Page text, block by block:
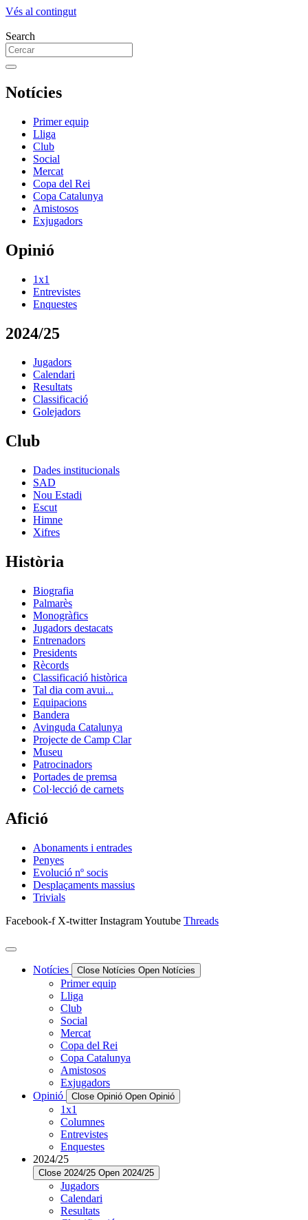
Vés al contingut
Search
Notícies
Primer equip
Lliga
Club
Social
Mercat
Copa del Rei
Copa Catalunya
Amistosos
Exjugadors
Opinió
1x1
Entrevistes
Enquestes
2024/25
Jugadors
Calendari
Resultats
Classificació
Golejadors
Club
Dades institucionals
SAD
Nou Estadi
Escut
Himne
Xifres
Història
Biografia
Palmarès
Monogràfics
Jugadors destacats
Entrenadors
Presidents
Rècords
Classificació històrica
Tal dia com avui...
Equipacions
Bandera
Avinguda Catalunya
Projecte de Camp Clar
Museu
Patrocinadors
Portades de premsa
Col·lecció de carnets
Afició
Abonaments i entrades
Penyes
Evolució nº socis
Desplaçaments massius
Trivials
Facebook-f X-twitter InstagramYoutube Threads
Notícies Close Notícies Open Notícies
Primer equip
Lliga
Club
Social
Mercat
Copa del Rei
Copa Catalunya
Amistosos
Exjugadors
Opinió
Close Opinió Open Opinió
1x1
Columnes
Entrevistes
Enquestes
2024/25
Close 2024/25 Open 2024/25
Jugadors
Calendari
Resultats